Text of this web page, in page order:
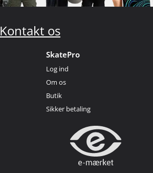
Kontakt os
SkatePro
Log ind
Om os
Butik
Sikker betaling